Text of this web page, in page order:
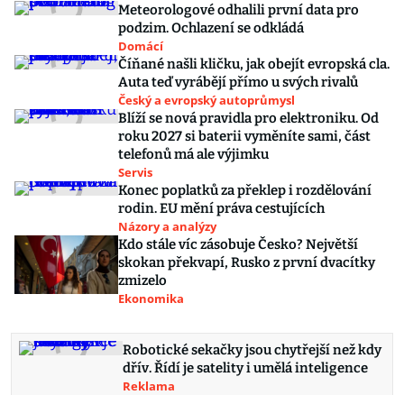
Meteorologové odhalili první data pro
podzim. Ochlazení se odkládá
Domácí
Číňané našli kličku, jak obejít evropská cla.
Auta teď vyrábějí přímo u svých rivalů
Český a evropský autoprůmysl
Blíží se nová pravidla pro elektroniku. Od
roku 2027 si baterii vyměníte sami, část
telefonů má ale výjimku
Servis
Konec poplatků za překlep i rozdělování
rodin. EU mění práva cestujících
Názory a analýzy
Kdo stále víc zásobuje Česko? Největší
skokan překvapí, Rusko z první dvacítky
zmizelo
Ekonomika
Robotické sekačky jsou chytřejší než kdy
dřív. Řídí je satelity i umělá inteligence
Reklama